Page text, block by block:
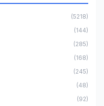
(5218)
(144)
(285)
(168)
(245)
(48)
(92)